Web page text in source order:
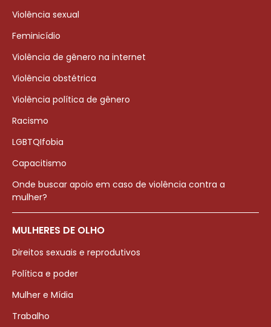
Violência sexual
Feminicídio
Violência de gênero na internet
Violência obstétrica
Violência política de gênero
Racismo
LGBTQIfobia
Capacitismo
Onde buscar apoio em caso de violência contra a
mulher?
MULHERES DE OLHO
Direitos sexuais e reprodutivos
Política e poder
Mulher e Mídia
Trabalho